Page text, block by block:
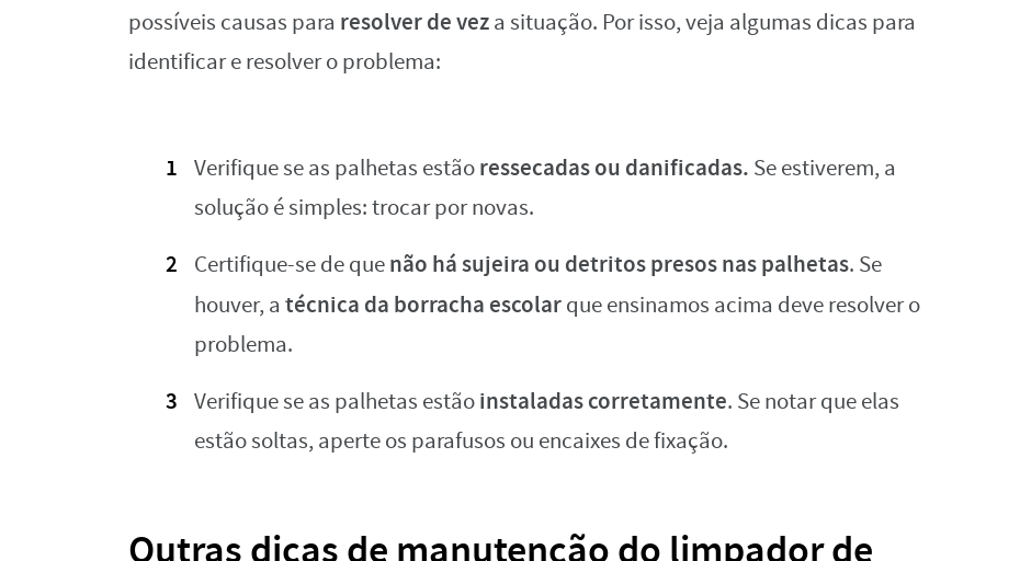
possíveis causas para resolver de veza situação. Por isso, veja algumas dicas para
identificar e resolver o problema:
Verifique se as palhetas estãoressecadas ou danificadas. Se estiverem, a
solução é simples: trocar por novas.
Certifique-se de quenão há sujeira ou detritos presos nas palhetas. Se
houver, a técnica da borracha escolarque ensinamos acima deve resolver o
problema.
Verifique se as palhetas estãoinstaladas corretamente. Se notar que elas
estão soltas, aperte os parafusos ou encaixes de fixação.
Outras dicas de manutenção do limpador de